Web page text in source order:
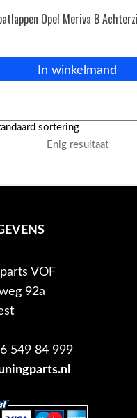
RegistrerenOpel Meriva B
In winkelmand
Enig resultaat
VOF
92a
549 84 999